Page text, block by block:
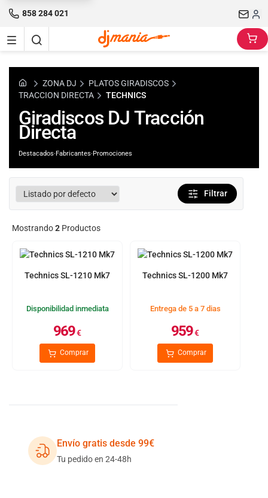
858 284 021
ZONA DJ
PLATOS GIRADISCOS
TRACCION DIRECTA
TECHNICS
Giradiscos DJ Tracción
Directa
Destacados·Fabricantes·Promociones
Filtrar
Mostrando2 Productos
Technics SL-1210 Mk7
Disponibilidad inmediata
969€
Comprar
Technics SL-1200 Mk7
Entrega de 5 a 7 dias
959€
Comprar
Envío gratis desde 99€
Tu pedido en 24-48h